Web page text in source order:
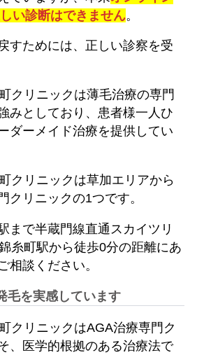
い診断はできません。
すためには、正しい診察を受
クリニックは薄毛治療の専門
みとしており、患者様一人ひ
ダーメイド治療を提供してい
クリニックは草加エリアから
クリニックの1つです。
まで半蔵門線直通スカイツリ
糸町駅から徒歩0分の距離にあ
相談ください。
毛を実感しています
クリニックはAGA治療専門ク
、医学的根拠のある治療法で